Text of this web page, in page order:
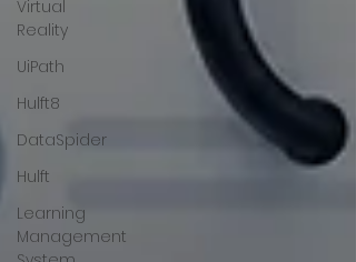
Virtual
Reality
UiPath
Hulft8
DataSpider
Hulft
Learning
Management